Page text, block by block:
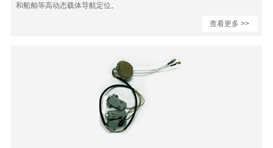
和船舶等高动态载体导航定位。
查看更多 >>